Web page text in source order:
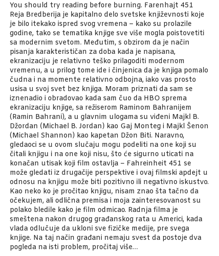
You should try reading before burning. Farenhajt 451
Reja Bredberija je kapitalno delo svetske književnosti koje
je bilo itekako ispred svog vremena – kako su prolazile
godine, tako se tematika knjige sve više mogla poistovetiti
sa modernim svetom. Međutim, s obzirom da je način
pisanja karakterističan za doba kada je napisana,
ekranizaciju je relativno teško prilagoditi modernom
vremenu, a u prilog tome ide i činjenica da je knjiga pomalo
čudna i na momente relativno odbojna, iako vas prosto
usisa u svoj svet bez knjiga. Moram priznati da sam se
iznenadio i obradovao kada sam čuo da HBO sprema
ekranizaciju knjige, sa režiserom Raminom Bahranijem
(Ramin Bahrani), a u glavnim ulogama su viđeni Majkl B.
Džordan (Michael B. Jordan) kao Gaj Monteg i Majkl Šenon
(Michael Shannon) kao kapetan Džon Biti. Naravno,
gledaoci se u ovom slučaju mogu podeliti na one koji su
čitali knjigu i na one koji nisu, što će sigurno uticati na
konačan utisak koji film ostavlja – Fahreinheit 451 se
može gledati iz drugačije perspektive i ovaj filmski apdejt u
odnosu na knjigu može biti pozitivno ili negativno iskustvo.
Kao neko ko je pročitao knjigu, nisam znao šta tačno da
očekujem, ali odlična premisa i moja zainteresovanost su
polako bledile kako je film odmicao. Radnja filma je
smeštena nakon drugog građanskog rata u Americi, kada
vlada odlučuje da ukloni sve fizičke medije, pre svega
knjige. Na taj način građani nemaju svest da postoje dva
pogleda na isti problem, pročitaj više…